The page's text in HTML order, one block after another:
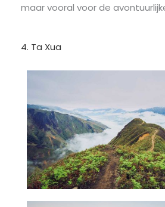
maar vooral voor de
4. Ta Xua